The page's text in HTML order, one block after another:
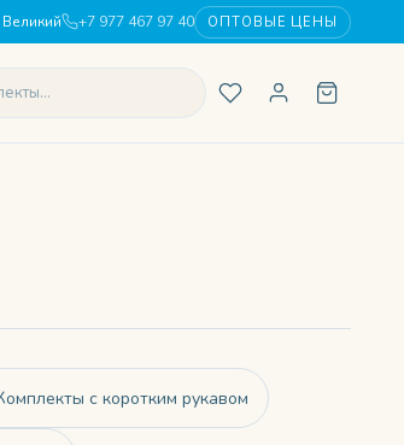
Великий +7 977 467 97 40 ОПТОВЫЕ ЦЕНЫ
с коротким рукавом